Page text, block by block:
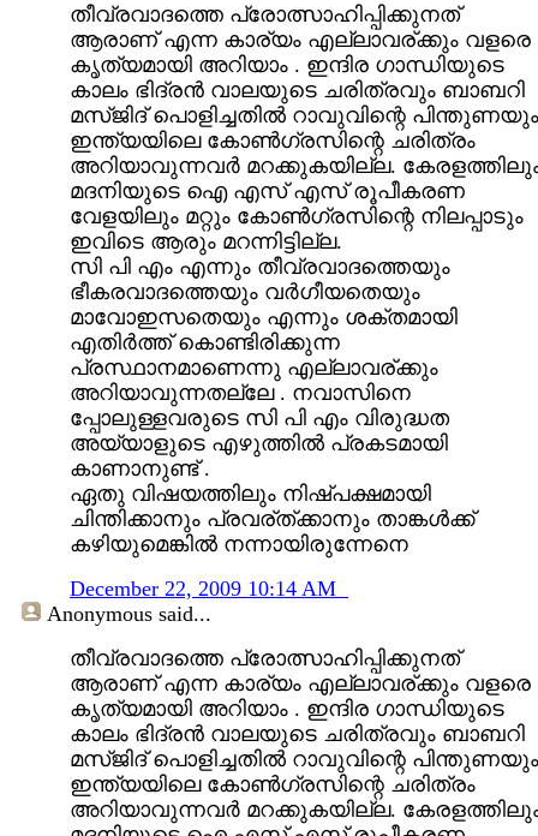
തീവ്രവാദത്തെ പ്രോത്സാഹിപ്പിക്കുനത്
ആരാണ് എന്ന കാര്യം എല്ലാവര്ക്കും വളരെ
കൃത്യമായി അറിയാം . ഇന്ദിര ഗാന്ധിയുടെ
കാലം ഭിദ്രന്‍ വാലയുടെ ചരിത്രവും ബാബറി
മസ്ജിദ് പൊളിച്ചതില്‍ റാവുവിന്റെ പിന്തുണയും
ഇന്ത്യയിലെ കോണ്‍ഗ്രസിന്റെ ചരിത്രം
അറിയാവുന്നവര്‍ മറക്കുകയില്ല.
മദനിയുടെ ഐ എസ് എസ് രൂപീകരണ
വേളയിലും മറ്റും കോണ്‍ഗ്രസിന്റെ നിലപ്പാടും
ഇവിടെ ആരും മറന്നിട്ടില്ല.
സി പി എം എന്നും തീവ്രവാദത്തെയും
ഭീകരവാദത്തെയും വര്‍ഗീയതെയും
മാവോഇസതെയും എന്നും ശക്തമായി
എതിര്‍ത്ത് കൊണ്ടിരിക്കുന്ന
പ്രസ്ഥാനമാണെന്നു എല്ലാവര്ക്കും
അറിയാവുന്നതല്ലേ . നവാസിനെ
പ്പോലുള്ളവരുടെ സി പി എം വിരുദ്ധത
അയ്യാളുടെ എഴുത്തില്‍ പ്രകടമായി
കാണാനുണ്ട് .
ഏതു വിഷയത്തിലും നിഷ്പക്ഷമായി
ചിന്തിക്കാനും പ്രവര്ത്ക്കാനും താങ്കള്‍ക്ക്
കഴിയുമെങ്കില്‍ നന്നായിരുന്നേനെ
December 22, 2009 10:14 AM
Anonymous said...
തീവ്രവാദത്തെ പ്രോത്സാഹിപ്പിക്കുനത്
ആരാണ് എന്ന കാര്യം എല്ലാവര്ക്കും വളരെ
കൃത്യമായി അറിയാം . ഇന്ദിര ഗാന്ധിയുടെ
കാലം ഭിദ്രന്‍ വാലയുടെ ചരിത്രവും ബാബറി
മസ്ജിദ് പൊളിച്ചതില്‍ റാവുവിന്റെ പിന്തുണയും
ഇന്ത്യയിലെ കോണ്‍ഗ്രസിന്റെ ചരിത്രം
അറിയാവുന്നവര്‍ മറക്കുകയില്ല.